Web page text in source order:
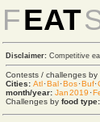
FEAT
Disclaimer: Competitive
Contests / challenges by
Cities: Atl·Bal·Bos·Buf·
month/year: Jan 2019 ·
Challenges by food type: